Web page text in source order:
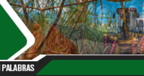
Radio Florida de
Cuba
Noticias y Actualidades de Florida, Camagüey,